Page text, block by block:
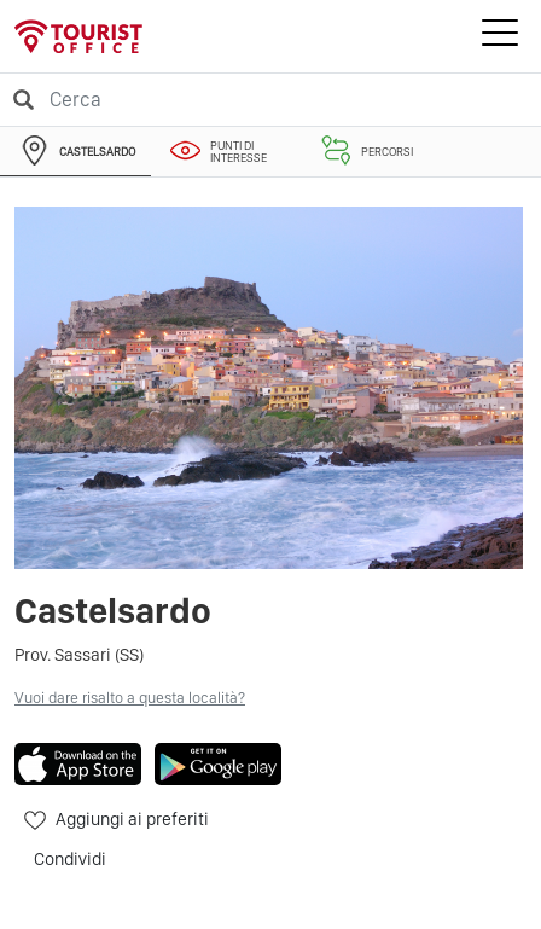
CASTELSARDO
PUNTI DI
INTERESSE
PERCORSI
Castelsardo
Prov. Sassari (SS)
Vuoi dare risalto a questa località?
Aggiungi ai preferiti
Condividi